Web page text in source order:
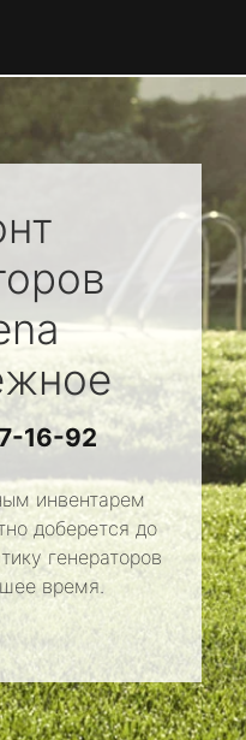
16-92
инвентарем
доберется до
генераторов
время.